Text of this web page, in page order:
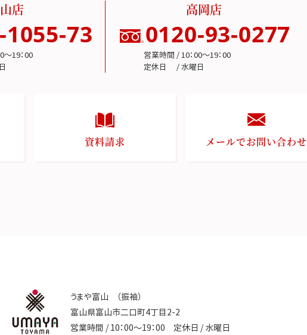
店
1055-73
～19：00
高岡店
0120-93-0277
営業時間 / 10：00～19：00
定休日 / 水曜日
資料請求 メールでお問い合わせ
うまや富山 （振袖）
富山県富山市二口町4丁目2-2
営業時間 / 10：00～19：00 定休日 / 水曜日